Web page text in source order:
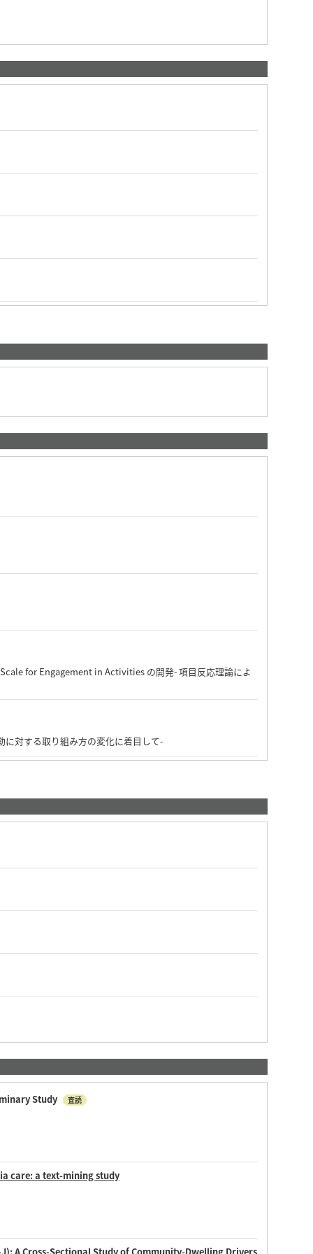
for Engagement in Activities の開発- 項目反応理論によ
対する取り組み方の変化に着目して-
Study 査読
care: a text-mining study